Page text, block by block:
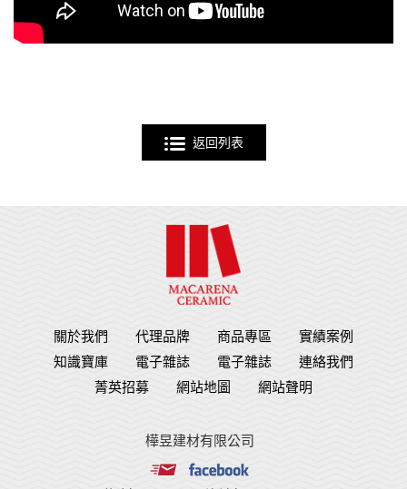
返回列表
關於我們 代理品牌 商品專區
實績案例
知識寶庫
電子雜誌 電子雜誌
連絡我們
菁英招募
網站地圖 網站聲明
樺昱建材有限公司